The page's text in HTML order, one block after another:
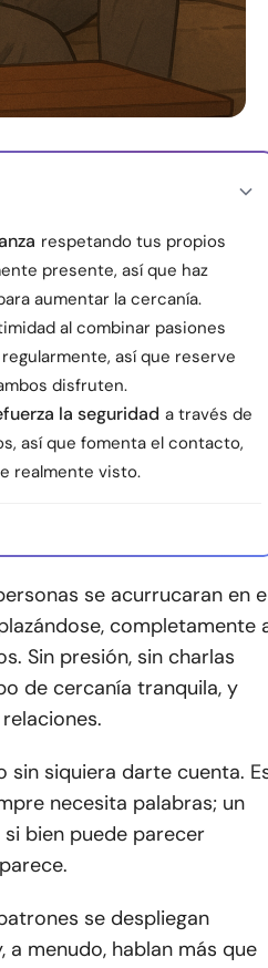
respetando tus propios
presente, así que haz
aumentar la cercanía.
al combinar pasiones
así que reserve
disfruten.
la seguridad a través de
así que fomenta el contacto,
realmente visto.
se acurrucaran en
completamente
Sin presión, sin charlas
de cercanía tranquila, y
sin siquiera darte cuenta.
necesita palabras; un
bien puede parecer
se despliegan
menudo, hablan más que